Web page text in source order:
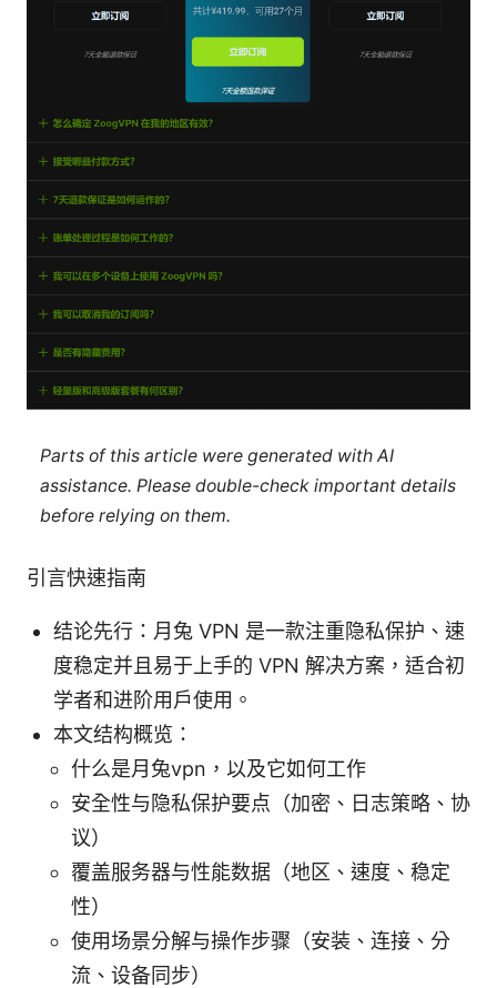
Parts of this article were generated with AI
assistance. Please double-check important details
before relying on them.
引言快速指南
结论先行：月兔 VPN 是一款注重隐私保护、速
度稳定并且易于上手的 VPN 解决方案，适合初
学者和进阶用户使用。
本文结构概览：
什么是月兔vpn，以及它如何工作
安全性与隐私保护要点（加密、日志策略、协
议）
覆盖服务器与性能数据（地区、速度、稳定
性）
使用场景分解与操作步骤（安装、连接、分
流、设备同步）